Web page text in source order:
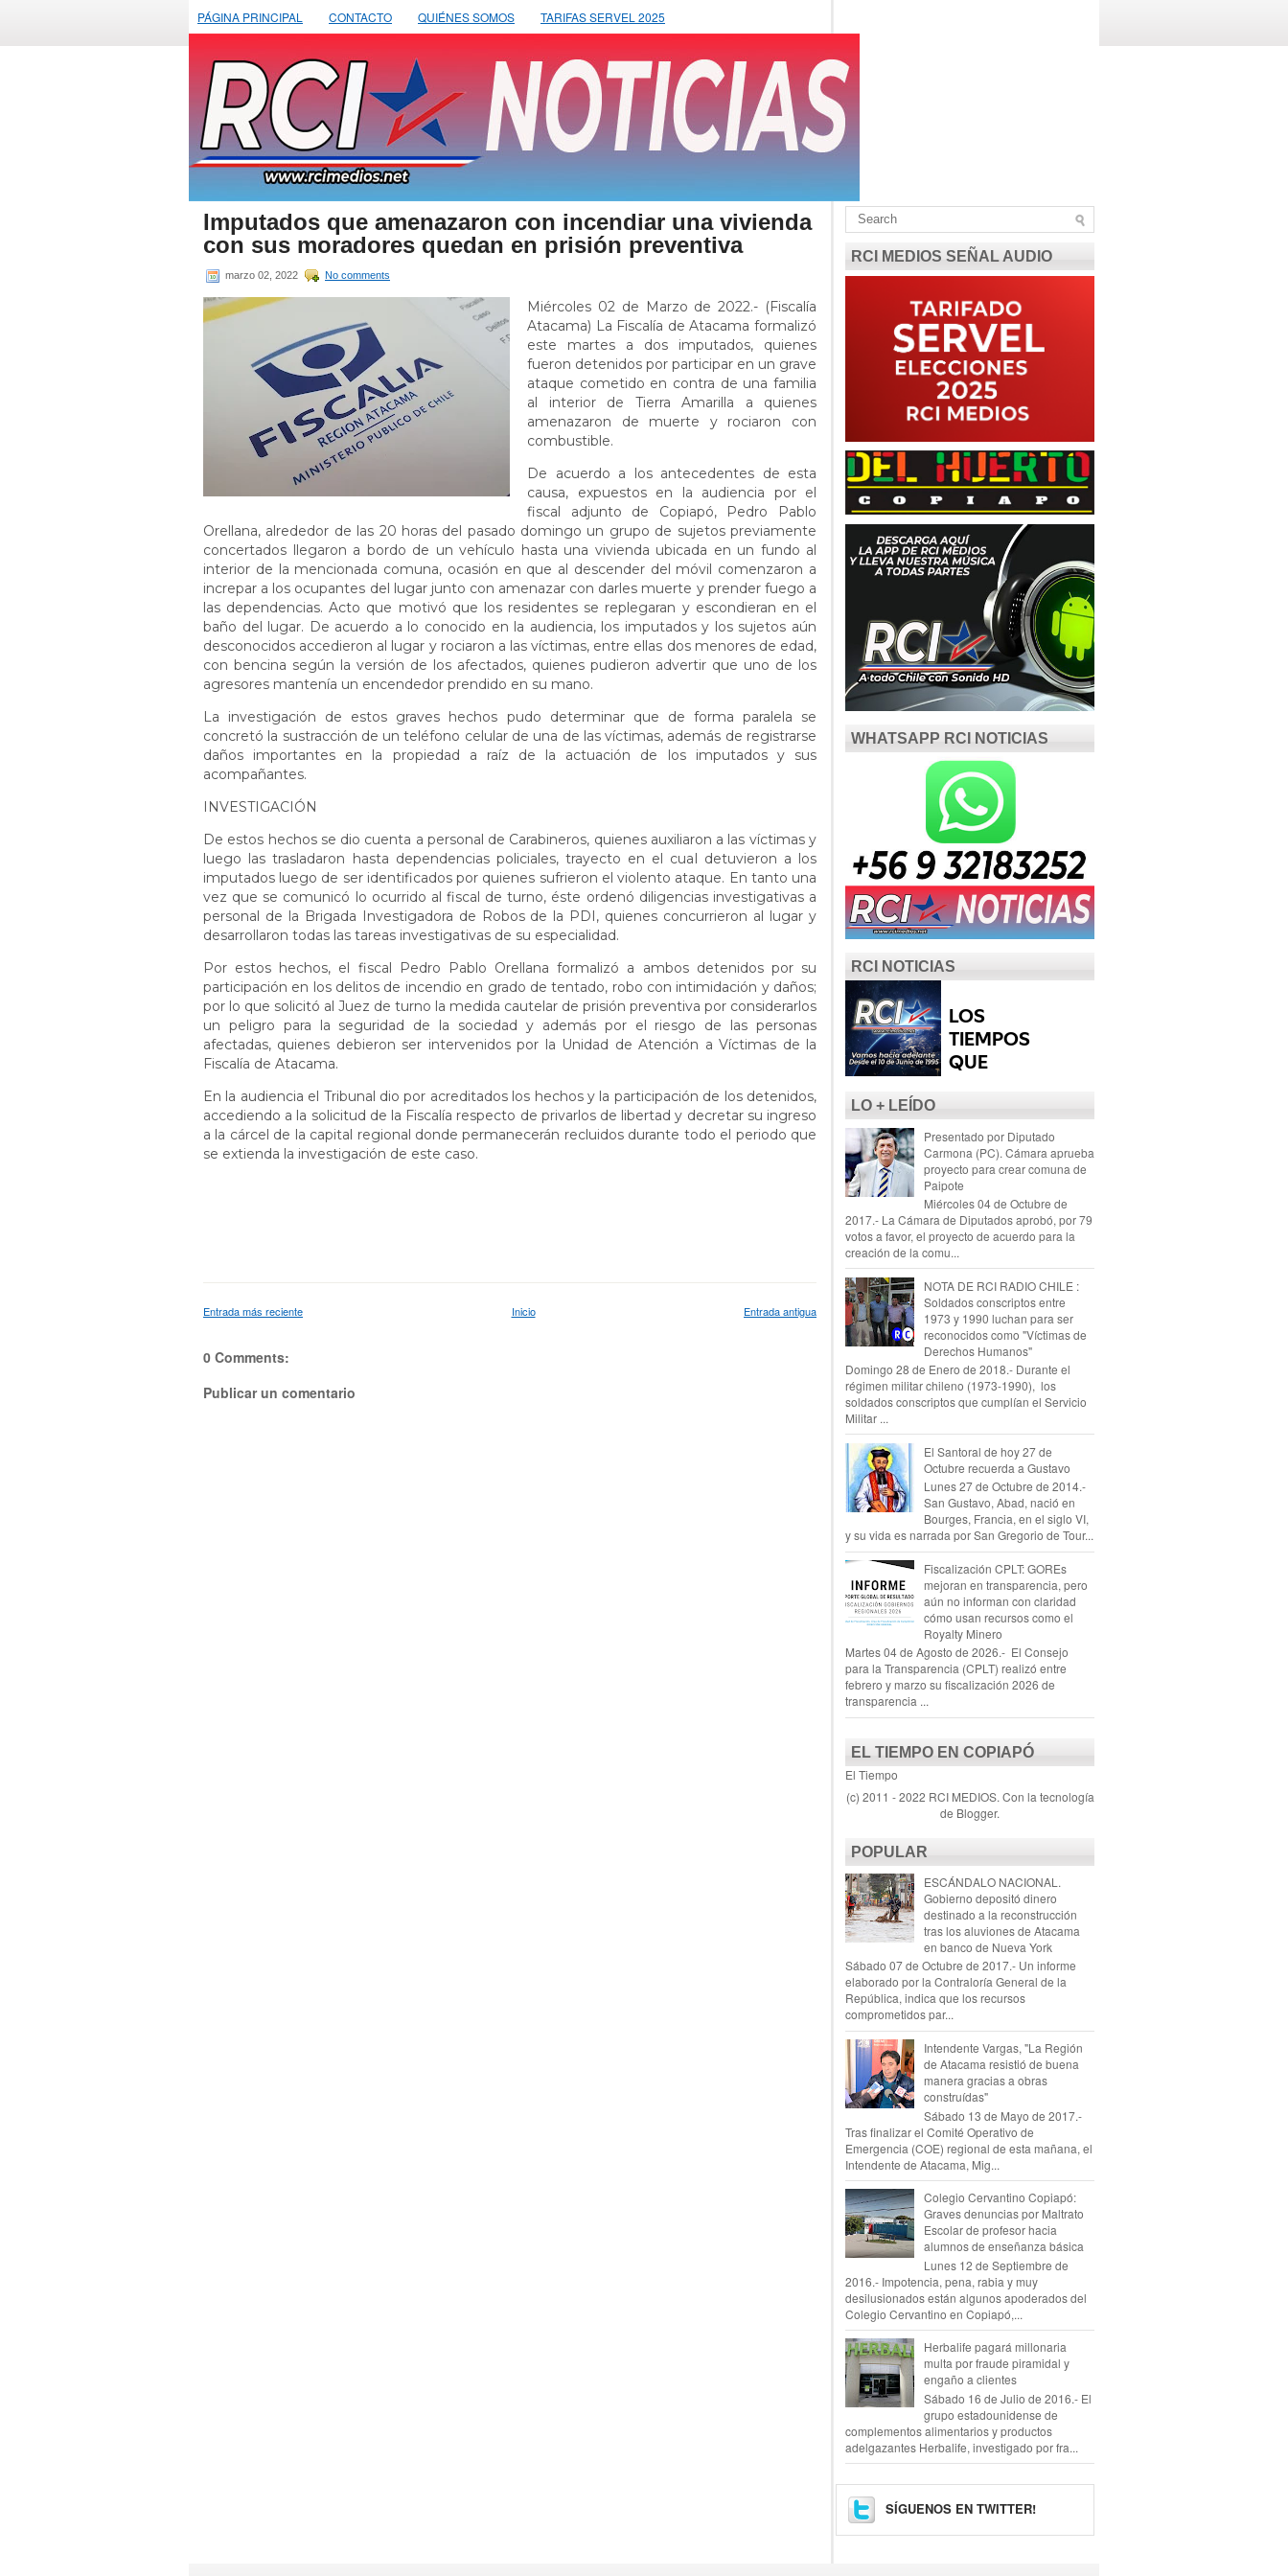
PÁGINA PRINCIPAL CONTACTO QUIÉNES SOMOS TARIFAS SERVEL 2025
Imputados que amenazaron con incendiar una vivienda
con sus moradores quedan en prisión preventiva
marzo 02, 2022 No comments
Miércoles 02 de Marzo de 2022.- (Fiscalía
Atacama) La Fiscalía de Atacama formalizó
este martes a dos imputados, quienes
fueron detenidos por participar en un grave
ataque cometido en contra de una familia
al interior de Tierra Amarilla a quienes
amenazaron de muerte y rociaron con
combustible.
De acuerdo a los antecedentes de esta
causa, expuestos en la audiencia por el
fiscal adjunto de Copiapó, Pedro Pablo
Orellana, alrededor de las 20 horas del pasado domingo un grupo de sujetos previamente
concertados llegaron a bordo de un vehículo hasta una vivienda ubicada en un fundo al
interior de la mencionada comuna, ocasión en que al descender del móvil comenzaron a
increpar a los ocupantes del lugar junto con amenazar con darles muerte y prender fuego a
las dependencias. Acto que motivó que los residentes se replegaran y escondieran en el
baño del lugar. De acuerdo a lo conocido en la audiencia, los imputados y los sujetos aún
desconocidos accedieron al lugar y rociaron a las víctimas, entre ellas dos menores de edad,
con bencina según la versión de los afectados, quienes pudieron advertir que uno de los
agresores mantenía un encendedor prendido en su mano.
La investigación de estos graves hechos pudo determinar que de forma paralela se
concretó la sustracción de un teléfono celular de una de las víctimas, además de registrarse
daños importantes en la propiedad a raíz de la actuación de los imputados y sus
acompañantes.
INVESTIGACIÓN
De estos hechos se dio cuenta a personal de Carabineros, quienes auxiliaron a las víctimas y
luego las trasladaron hasta dependencias policiales, trayecto en el cual detuvieron a los
imputados luego de ser identificados por quienes sufrieron el violento ataque. En tanto una
vez que se comunicó lo ocurrido al fiscal de turno, éste ordenó diligencias investigativas a
personal de la Brigada Investigadora de Robos de la PDI, quienes concurrieron al lugar y
desarrollaron todas las tareas investigativas de su especialidad.
Por estos hechos, el fiscal Pedro Pablo Orellana formalizó a ambos detenidos por su
participación en los delitos de incendio en grado de tentado, robo con intimidación y daños;
por lo que solicitó al Juez de turno la medida cautelar de prisión preventiva por considerarlos
un peligro para la seguridad de la sociedad y además por el riesgo de las personas
afectadas, quienes debieron ser intervenidos por la Unidad de Atención a Víctimas de la
Fiscalía de Atacama.
En la audiencia el Tribunal dio por acreditados los hechos y la participación de los detenidos,
accediendo a la solicitud de la Fiscalía respecto de privarlos de libertad y decretar su ingreso
a la cárcel de la capital regional donde permanecerán recluidos durante todo el periodo que
se extienda la investigación de este caso.
Entrada más reciente Entrada antigua
Inicio
0 Comments:
Publicar un comentario
RCI MEDIOS SEÑAL AUDIO
WHATSAPP RCI NOTICIAS
RCI NOTICIAS
LO + LEÍDO
Presentado por Diputado
Carmona (PC). Cámara aprueba
proyecto para crear comuna de
Paipote
Miércoles 04 de Octubre de
2017.- La Cámara de Diputados aprobó, por 79
votos a favor, el proyecto de acuerdo para la
creación de la comu...
NOTA DE RCI RADIO CHILE :
Soldados conscriptos entre
1973 y 1990 luchan para ser
reconocidos como "Víctimas de
Derechos Humanos"
Domingo 28 de Enero de 2018.- Durante el
régimen militar chileno (1973-1990), los
soldados conscriptos que cumplían el Servicio
Militar ...
El Santoral de hoy 27 de
Octubre recuerda a Gustavo
Lunes 27 de Octubre de 2014.-
San Gustavo, Abad, nació en
Bourges, Francia, en el siglo VI,
y su vida es narrada por San Gregorio de Tour...
Fiscalización CPLT: GOREs
mejoran en transparencia, pero
aún no informan con claridad
cómo usan recursos como el
Royalty Minero
Martes 04 de Agosto de 2026.- El Consejo
para la Transparencia (CPLT) realizó entre
febrero y marzo su fiscalización 2026 de
transparencia ...
EL TIEMPO EN COPIAPÓ
El Tiempo
(c) 2011 - 2022 RCI MEDIOS. Con la tecnología
de Blogger.
POPULAR
ESCÁNDALO NACIONAL.
Gobierno depositó dinero
destinado a la reconstrucción
tras los aluviones de Atacama
en banco de Nueva York
Sábado 07 de Octubre de 2017.- Un informe
elaborado por la Contraloría General de la
República, indica que los recursos
comprometidos par...
Intendente Vargas, "La Región
de Atacama resistió de buena
manera gracias a obras
construídas"
Sábado 13 de Mayo de 2017.-
Tras finalizar el Comité Operativo de
Emergencia (COE) regional de esta mañana, el
Intendente de Atacama, Mig...
Colegio Cervantino Copiapó:
Graves denuncias por Maltrato
Escolar de profesor hacia
alumnos de enseñanza básica
Lunes 12 de Septiembre de
2016.- Impotencia, pena, rabia y muy
desilusionados están algunos apoderados del
Colegio Cervantino en Copiapó,...
Herbalife pagará millonaria
multa por fraude piramidal y
engaño a clientes
Sábado 16 de Julio de 2016.- El
grupo estadounidense de
complementos alimentarios y productos
adelgazantes Herbalife, investigado por fra...
SÍGUENOS EN TWITTER!